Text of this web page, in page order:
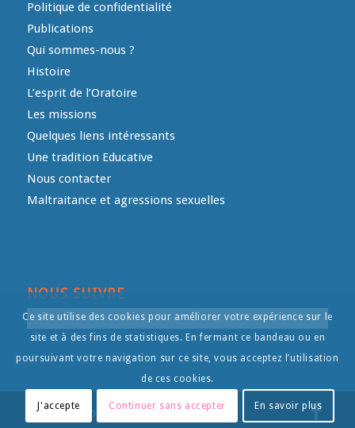
Politique de confidentialité
Publications
Qui sommes-nous ?
Histoire
L’esprit de l’Oratoire
Les missions
Quelques liens intéressants
Une tradition Educative
Nous contacter
Maltraitance et agressions sexuelles
NOUS SUIVRE
© Copyright - L'Oratoire- - by
Ce site utilise des cookies pour améliorer votre expérience sur le
site et à des fins de statistiques. En fermant ce bandeau ou en
poursuivant votre navigation sur ce site, vous acceptez l’utilisation
de ces cookies.
J'accepte Continuer sans accepter En savoir plus